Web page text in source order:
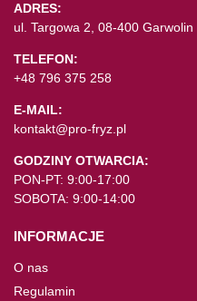
ADRES:
ul. Targowa 2, 08-400 Garwolin
TELEFON:
+48 796 375 258
E-MAIL:
kontakt@pro-fryz.pl
GODZINY OTWARCIA:
PON-PT: 9:00-17:00
SOBOTA: 9:00-14:00
INFORMACJE
O nas
Regulamin